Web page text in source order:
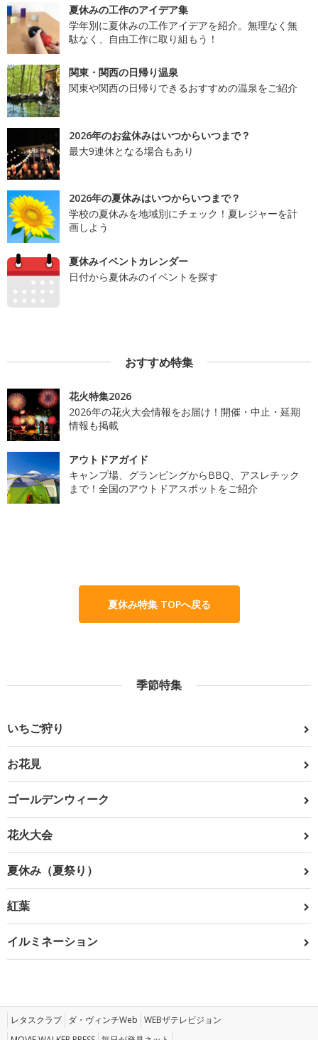
夏休みの工作のアイデア集
学年別に夏休みの工作アイデアを紹介。無理なく無
駄なく、自由工作に取り組もう！
関東・関西の日帰り温泉
関東や関西の日帰りできるおすすめの温泉をご紹介
2026年のお盆休みはいつからいつまで？
最大9連休となる場合もあり
2026年の夏休みはいつからいつまで？
学校の夏休みを地域別にチェック！夏レジャーを計
画しよう
夏休みイベントカレンダー
日付から夏休みのイベントを探す
おすすめ特集
花火特集2026
2026年の花火大会情報をお届け！開催・中止・延期
情報も掲載
アウトドアガイド
キャンプ場、グランピングからBBQ、アスレチック
まで！全国のアウトドアスポットをご紹介
夏休み特集 TOPへ戻る
季節特集
いちご狩り
お花見
ゴールデンウィーク
花火大会
夏休み（夏祭り）
紅葉
イルミネーション
レタスクラブ ダ・ヴィンチWeb WEBザテレビジョン